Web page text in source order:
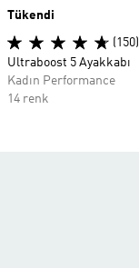
Tükendi
(150)
Ultraboost 5 Ayakkabı
Kadın Performance
14 renk